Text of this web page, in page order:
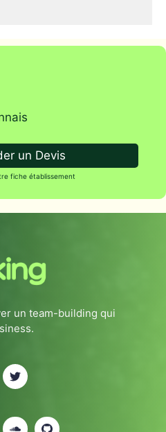
un Devis
fiche établissement
un team-building qui